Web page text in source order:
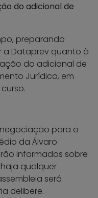
do adicional de
preparando
a Dataprev quanto à
do adicional de
Jurídico, em
para o
da Álvaro
informados sobre
qualquer
será
delibere.